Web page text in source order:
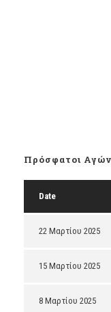
Πρόσφατοι
Date
22 Μαρτίου 2025
15 Μαρτίου 2025
8 Μαρτίου 2025